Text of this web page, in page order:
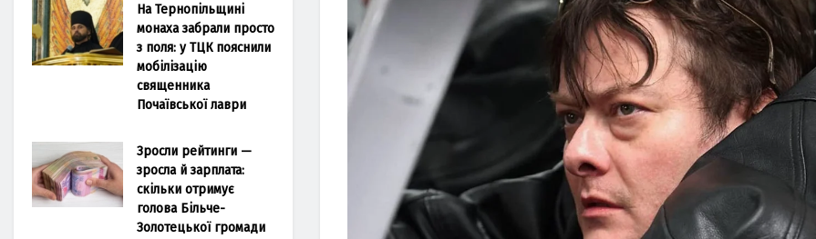
На Тернопільщині
монаха забрали просто
з поля: у ТЦК пояснили
мобілізацію
священника
Почаївської лаври
Зросли рейтинги —
зросла й зарплата:
скільки отримує
голова Більче-
Золотецької громади